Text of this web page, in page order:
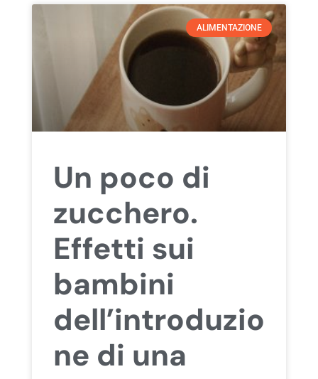
ALIMENTAZIONE
Un poco di
zucchero.
Effetti sui
bambini
dell’introduzio
ne di una